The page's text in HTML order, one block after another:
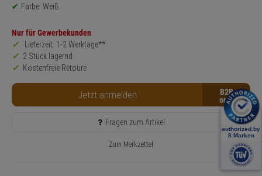
Farbe: Weiß
Nur für Gewerbekunden
Lieferzeit: 1-2 Werktage**
2 Stück lagernd
Kostenfreie Retoure
Jetzt anmelden B2B
Fragen zum Artikel
Zum Merkzettel